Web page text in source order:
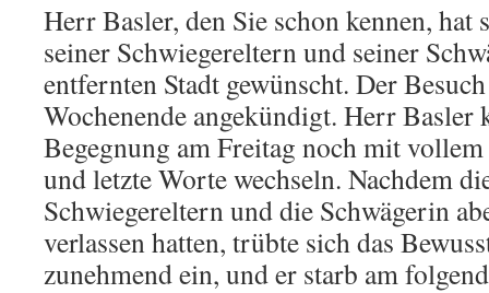
Herr Basler, den Sie schon kennen, hat
seiner Schwiegereltern und seiner
entfernten Stadt gewünscht. Der
Wochenende angekündigt. Herr Basler
Begegnung am Freitag noch mit
und letzte Worte wechseln. Nachdem
Schwiegereltern und die Schwägerin
verlassen hatten, trübte sich das
zunehmend ein, und er starb am